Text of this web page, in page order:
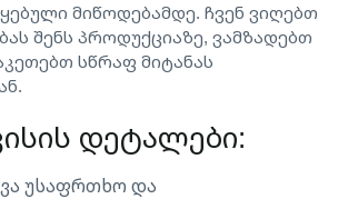
მიწოდებამდე. ჩვენ ვიღებთ
შენს პროდუქციაზე, ვამზადებთ
სწრაფ მიტანას
დეტალები:
უსაფრთხო და